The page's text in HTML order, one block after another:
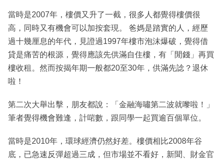
當時是2007年，樓價又升了一截，很多人都覺得樓價很
高，同時又有機會可以加按套現。 爸媽是踏實的人，經歷
過十幾厘息的年代，見證過1997年樓市泡沫爆破，覺得借
貸是痛苦的根源，覺得應該先供滿自住樓，有「閒錢」再買
樓收租。然而按揭年期一般都20至30年，供滿先諗？退休
啦！
第二次大舉出擊，朋友都說：「金融海嘯第二波就嚟啦！」
筆者覺得機會難逢，計啱數，跟同學一起買逾百個單位。
當時是2010年，環球經濟仍然好差。樓價相比2008年谷
底，已急速反彈超過三成，但市場並不看好，新聞、財金官